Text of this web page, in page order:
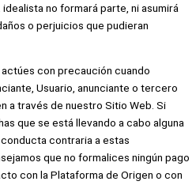
no formará parte, ni asumirá
o perjuicios que pudieran
con precaución cuando
Usuario, anunciante o tercero
a través de nuestro Sitio Web. Si
que se está llevando a cabo alguna
contraria a estas
que no formalices ningún pago
con la Plataforma de Origen o con